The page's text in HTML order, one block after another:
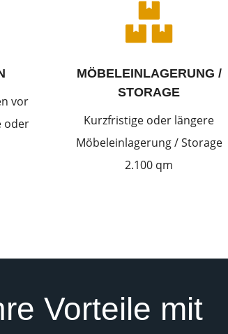
vor
oder

MÖBELEINLAGERUNG /
STORAGE
Kurzfristige oder längere
Möbeleinlagerung / Storage
2.100 qm
Vorteile mit